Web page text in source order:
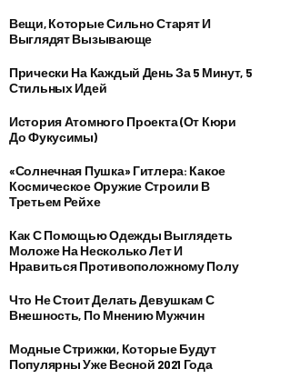
Вещи, Которые Сильно Старят И
Выглядят Вызывающе
Прически На Каждый День За 5 Минут, 5
Стильных Идей
История Атомного Проекта (от Кюри
До Фукусимы)
«Солнечная Пушка» Гитлера: Какое
Космическое Оружие Строили В
Третьем Рейхе
Как С Помощью Одежды Выглядеть
Моложе На Несколько Лет И
Нравиться Противоположному Полу
Что Не Стоит Делать Девушкам С
Внешность, По Мнению Мужчин
Модные Стрижки, Которые Будут
Популярны Уже Весной 2021 Года